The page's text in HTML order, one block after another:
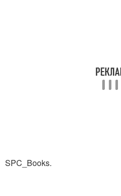
SPC_Books.